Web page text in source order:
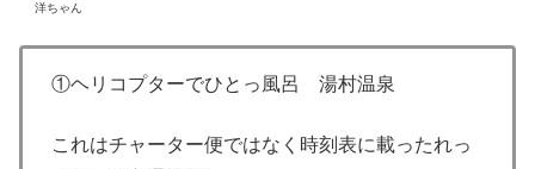
洋ちゃん
①ヘリコプターでひとっ風呂 湯村温泉
これはチャーター便ではなく時刻表に載ったれっ